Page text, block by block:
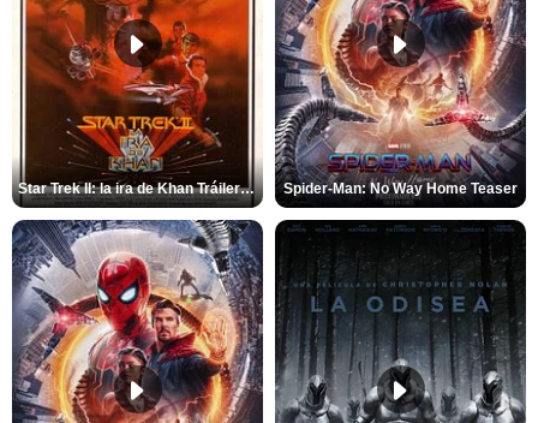
Star Trek II: la ira de Khan Tráiler VO Spider-Man: No Way Home Teaser